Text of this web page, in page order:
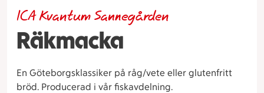
Räkmacka
ICA Kvantum Sannegården
En Göteborgsklassiker på råg/vete eller glutenfritt
bröd. Producerad i vår fiskavdelning.